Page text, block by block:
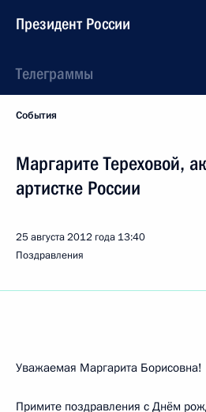
Президент России
Телеграммы
События
Маргарите Тереховой,
артистке России
25 августа 2012 года 13:40
Поздравления
Уважаемая Маргарита Борисовна!
Примите поздравления с Днём